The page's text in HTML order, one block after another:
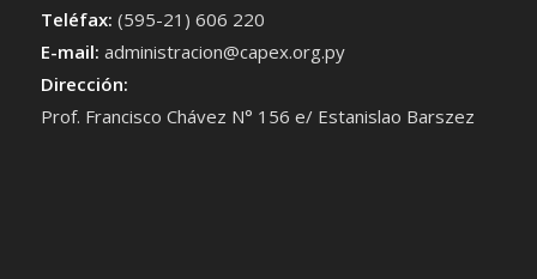
Teléfax: (595-21) 606 220
E-mail: administracion@capex.org.py
Dirección:
Prof. Francisco Chávez N° 156 e/ Estanislao Barszez